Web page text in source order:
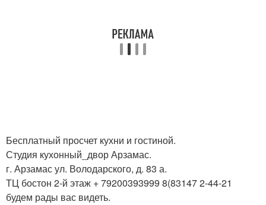
Бесплатный просчет кухни и гостиной.
Студия кухонный_двор Арзамас.
г. Арзамас ул. Володарского, д. 83 а.
ТЦ бостон 2-й этаж + 79200393999 8(83147 2-44-21
будем рады вас видеть.